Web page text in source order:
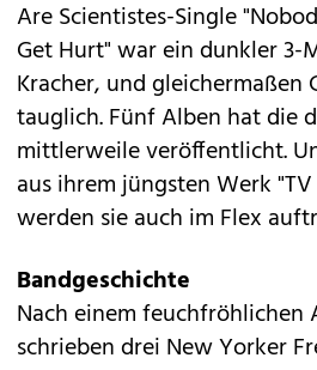
Are Scientistes-Single
Get Hurt" war ein dunkler 3-
Kracher, und
tauglich. Fünf Alben hat die
mittlerweile veröffentlicht.
aus ihrem jüngsten Werk
werden sie auch im Flex
Bandgeschichte
Nach einem feuchfröhlichen
schrieben drei New Yorker